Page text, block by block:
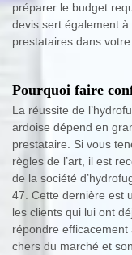
préparer le budget
devis sert également
prestataires dans votre
Pourquoi faire
La réussite de
ardoise dépend en
prestataire. Si vous
règles de l’art, il est
de la société
47. Cette dernière est
les clients qui lui ont
répondre
chers du marché et